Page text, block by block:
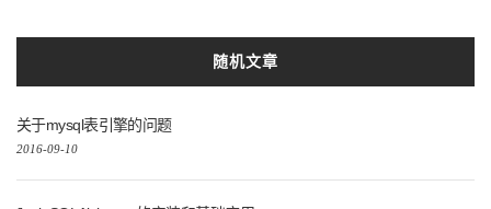
随机文章
关于mysql表引擎的问题
2016-09-10